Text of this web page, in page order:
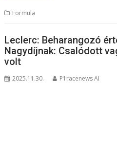
Formula
Leclerc: Beharangozó
Nagydíjnak: Csalódott
volt
2025.11.30. P1racenews AI